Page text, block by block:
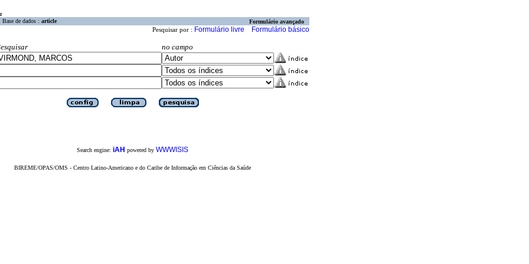
Base de dados : article Formulário avançado
Pesquisar por : Formulário livre Formulário básico
no campo
Search engine: iAH powered by WWWISIS
BIREME/OPAS/OMS - Centro Latino-Americano e do Caribe de Informação em Ciências da Saúde